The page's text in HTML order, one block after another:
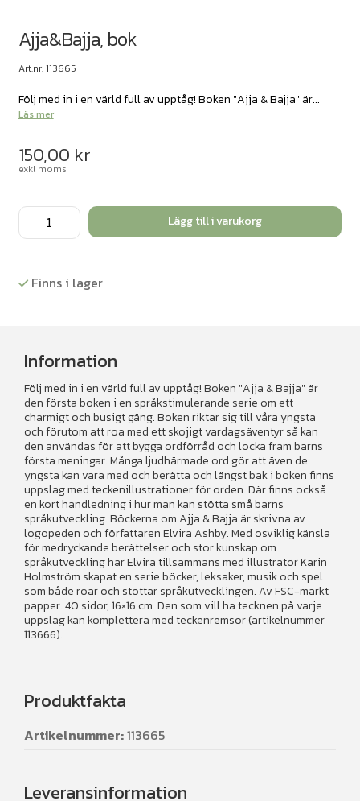
Ajja&Bajja, bok
Art.nr: 113665
Följ med in i en värld full av upptåg! Boken "Ajja & Bajja" är...
Läs mer
150,00 kr
exkl moms
Ajja&Bajja,
bok
Lägg till i varukorg
Finns i lager
Information
Följ med in i en värld full av upptåg! Boken "Ajja & Bajja" är
den första boken i en språkstimulerande serie om ett
charmigt och busigt gäng. Boken riktar sig till våra yngsta
och förutom att roa med ett skojigt vardagsäventyr så kan
den användas för att bygga ordförråd och locka fram barns
första meningar. Många ljudhärmade ord gör att även de
yngsta kan vara med och berätta och längst bak i boken finns
uppslag med teckenillustrationer för orden. Där finns också
en kort handledning i hur man kan stötta små barns
språkutveckling. Böckerna om Ajja & Bajja är skrivna av
logopeden och författaren Elvira Ashby. Med osviklig känsla
för medryckande berättelser och stor kunskap om
språkutveckling har Elvira tillsammans med illustratör Karin
Holmström skapat en serie böcker, leksaker, musik och spel
som både roar och stöttar språkutvecklingen. Av FSC-märkt
papper. 40 sidor, 16×16 cm. Den som vill ha tecknen på varje
uppslag kan komplettera med teckenremsor (artikelnummer
113666).
Produktfakta
Artikelnummer:113665
Leveransinformation